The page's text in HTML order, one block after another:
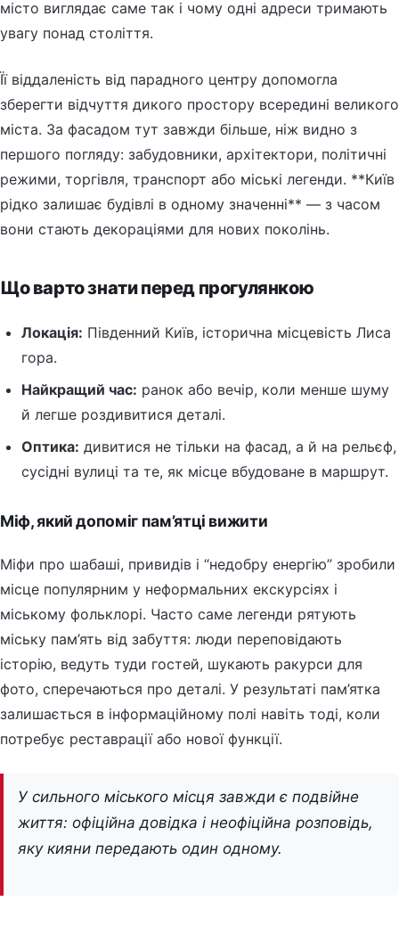
місто виглядає саме так і чому одні адреси тримають
увагу понад століття.
Її віддаленість від парадного центру допомогла
зберегти відчуття дикого простору всередині великого
міста. За фасадом тут завжди більше, ніж видно з
першого погляду: забудовники, архітектори, політичні
режими, торгівля, транспорт або міські легенди. **Київ
рідко залишає будівлі в одному значенні** — з часом
вони стають декораціями для нових поколінь.
Що варто знати перед прогулянкою
Локація: Південний Київ, історична місцевість Лиса
гора.
Найкращий час: ранок або вечір, коли менше шуму
й легше роздивитися деталі.
Оптика: дивитися не тільки на фасад, а й на рельєф,
сусідні вулиці та те, як місце вбудоване в маршрут.
Міф, який допоміг пам’ятці вижити
Міфи про шабаші, привидів і “недобру енергію” зробили
місце популярним у неформальних екскурсіях і
міському фольклорі. Часто саме легенди рятують
міську пам’ять від забуття: люди переповідають
історію, ведуть туди гостей, шукають ракурси для
фото, сперечаються про деталі. У результаті пам’ятка
залишається в інформаційному полі навіть тоді, коли
потребує реставрації або нової функції.
У сильного міського місця завжди є подвійне
життя: офіційна довідка і неофіційна розповідь,
яку кияни передають один одному.